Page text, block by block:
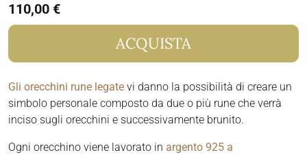
110,00 €
ACQUISTA
Gli orecchini rune legate vi danno la possibilità di creare un
simbolo personale composto da due o più rune che verrà
inciso sugli orecchini e successivamente brunito.
Ogni orecchino viene lavorato in argento 925 a